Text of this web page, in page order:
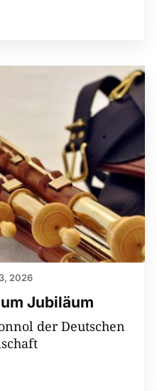
Jubiläum
2026
der Deutschen